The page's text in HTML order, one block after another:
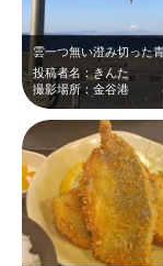
投稿者名：きんた
撮影場所：金谷港